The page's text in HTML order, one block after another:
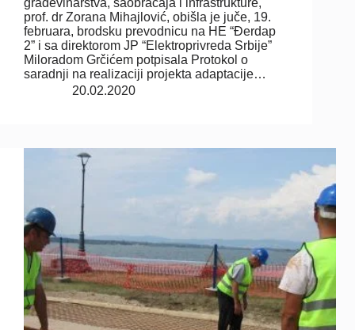
prof. dr Zorana Mihajlović, obišla je juče, 19.
februara, brodsku prevodnicu na HE “Đerdap
2” i sa direktorom JP “Elektroprivreda Srbije”
Miloradom Grčićem potpisala Protokol o
saradnji na realizaciji projekta adaptacije…
20.02.2020